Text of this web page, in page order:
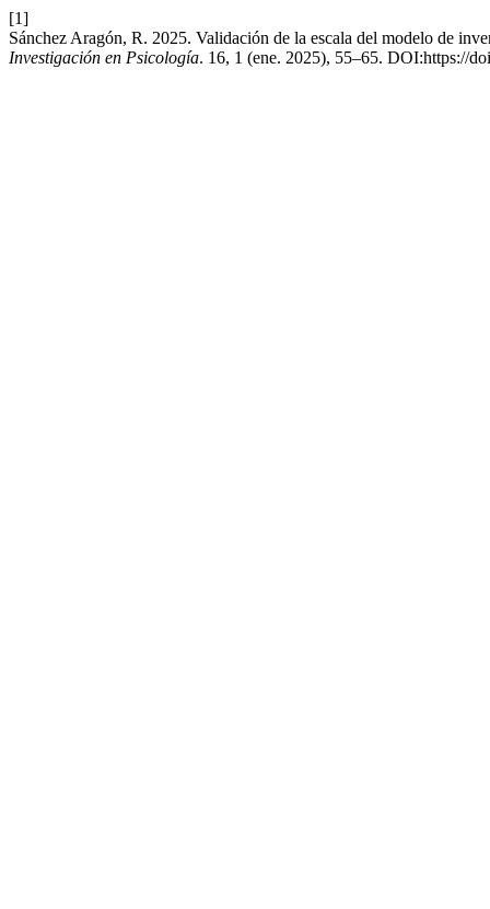
[1]
Sánchez Aragón, R. 2025. Validación de la escala del modelo de
Investigación en Psicología. 16, 1 (ene. 2025), 55–65. DOI:https://